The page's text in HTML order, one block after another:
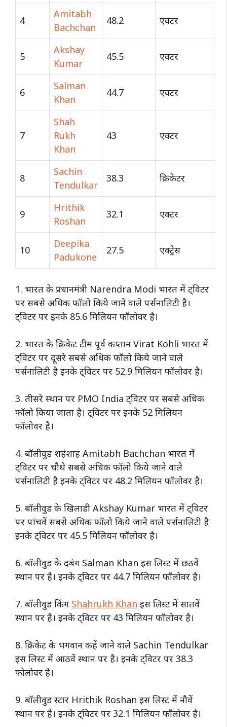
4
Amitabh
Bachchan
48.2 एक्टर
5
Akshay
Kumar
45.5 एक्टर
6
Salman
Khan
44.7 एक्टर
7
Shah
Rukh
Khan
43 एक्टर
8
Sachin
Tendulkar
38.3 क्रिकेटर
9
Hrithik
Roshan
32.1 एक्टर
10
Deepika
Padukone
27.5 एक्ट्रेस
1. भारत के प्रधानमंत्री Narendra Modi भारत में ट्विटर
पर सबसे अधिक फॉलो किये जाने वाले पर्सनालिटी है।
ट्विटर पर इनके 85.6 मिलियन फॉलोवर है।
2. भारत के क्रिकेट टीम पूर्व कप्तान Virat Kohli भारत में
ट्विटर पर दूसरे सबसे अधिक फॉलो किये जाने वाले
पर्सनालिटी है इनके ट्विटर पर 52.9 मिलियन फॉलोवर है।
3. तीसरे स्थान पर PMO India ट्विटर पर सबसे अधिक
फॉलो किया जाता है। ट्विटर पर इनके 52 मिलियन
फॉलोवर है।
4. बॉलीवुड शहंशाह Amitabh Bachchan भारत में
ट्विटर पर चौथे सबसे अधिक फॉलो किये जाने वाले
पर्सनालिटी है इनके ट्विटर पर 48.2 मिलियन फॉलोवर है।
5. बॉलीवुड के खिलाडी Akshay Kumar भारत में ट्विटर
पर पांचवें सबसे अधिक फॉलो किये जाने वाले पर्सनालिटी है
इनके ट्विटर पर 45.5 मिलियन फॉलोवर है।
6. बॉलीवुड के दबंग Salman Khan इस लिस्ट में छठवें
स्थान पर है। इनके ट्विटर पर 44.7 मिलियन फॉलोवर है।
7. बॉलीवुड किंग Shahrukh Khan इस लिस्ट में सातवें
स्थान पर है। इनके ट्विटर पर 43 मिलियन फॉलोवर है।
8. क्रिकेट के भगवान कहें जाने वाले Sachin Tendulkar
इस लिस्ट में आठवें स्थान पर है। इनके ट्विटर पर 38.3
फोलोवर है।
9. बॉलीवुड स्टार Hrithik Roshan इस लिस्ट में नौवें
स्थान पर है। इनके ट्विटर पर 32.1 मिलियन फॉलोवर है।